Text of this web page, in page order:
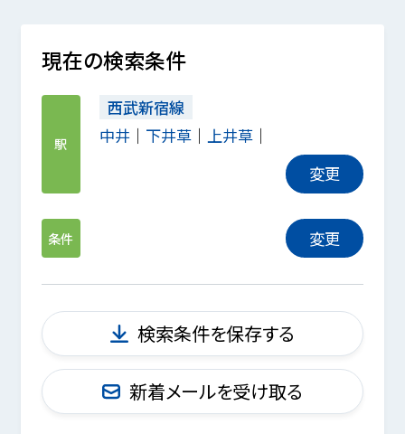
現在の検索条件
駅
西武新宿線
中井
下井草
上井草
変更
条件 変更
検索条件を保存する
新着メールを受け取る